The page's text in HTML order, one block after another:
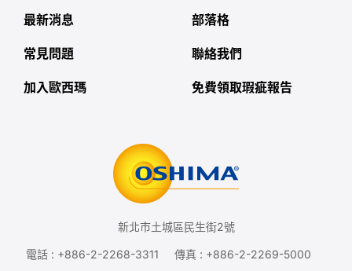
最新消息 部落格
常見問題 聯絡我們
加入歐西瑪 免費領取瑕疵報告
新北市土城區民生街2號
電話 : +886-2-2268-3311 傳真 : +886-2-2269-5000